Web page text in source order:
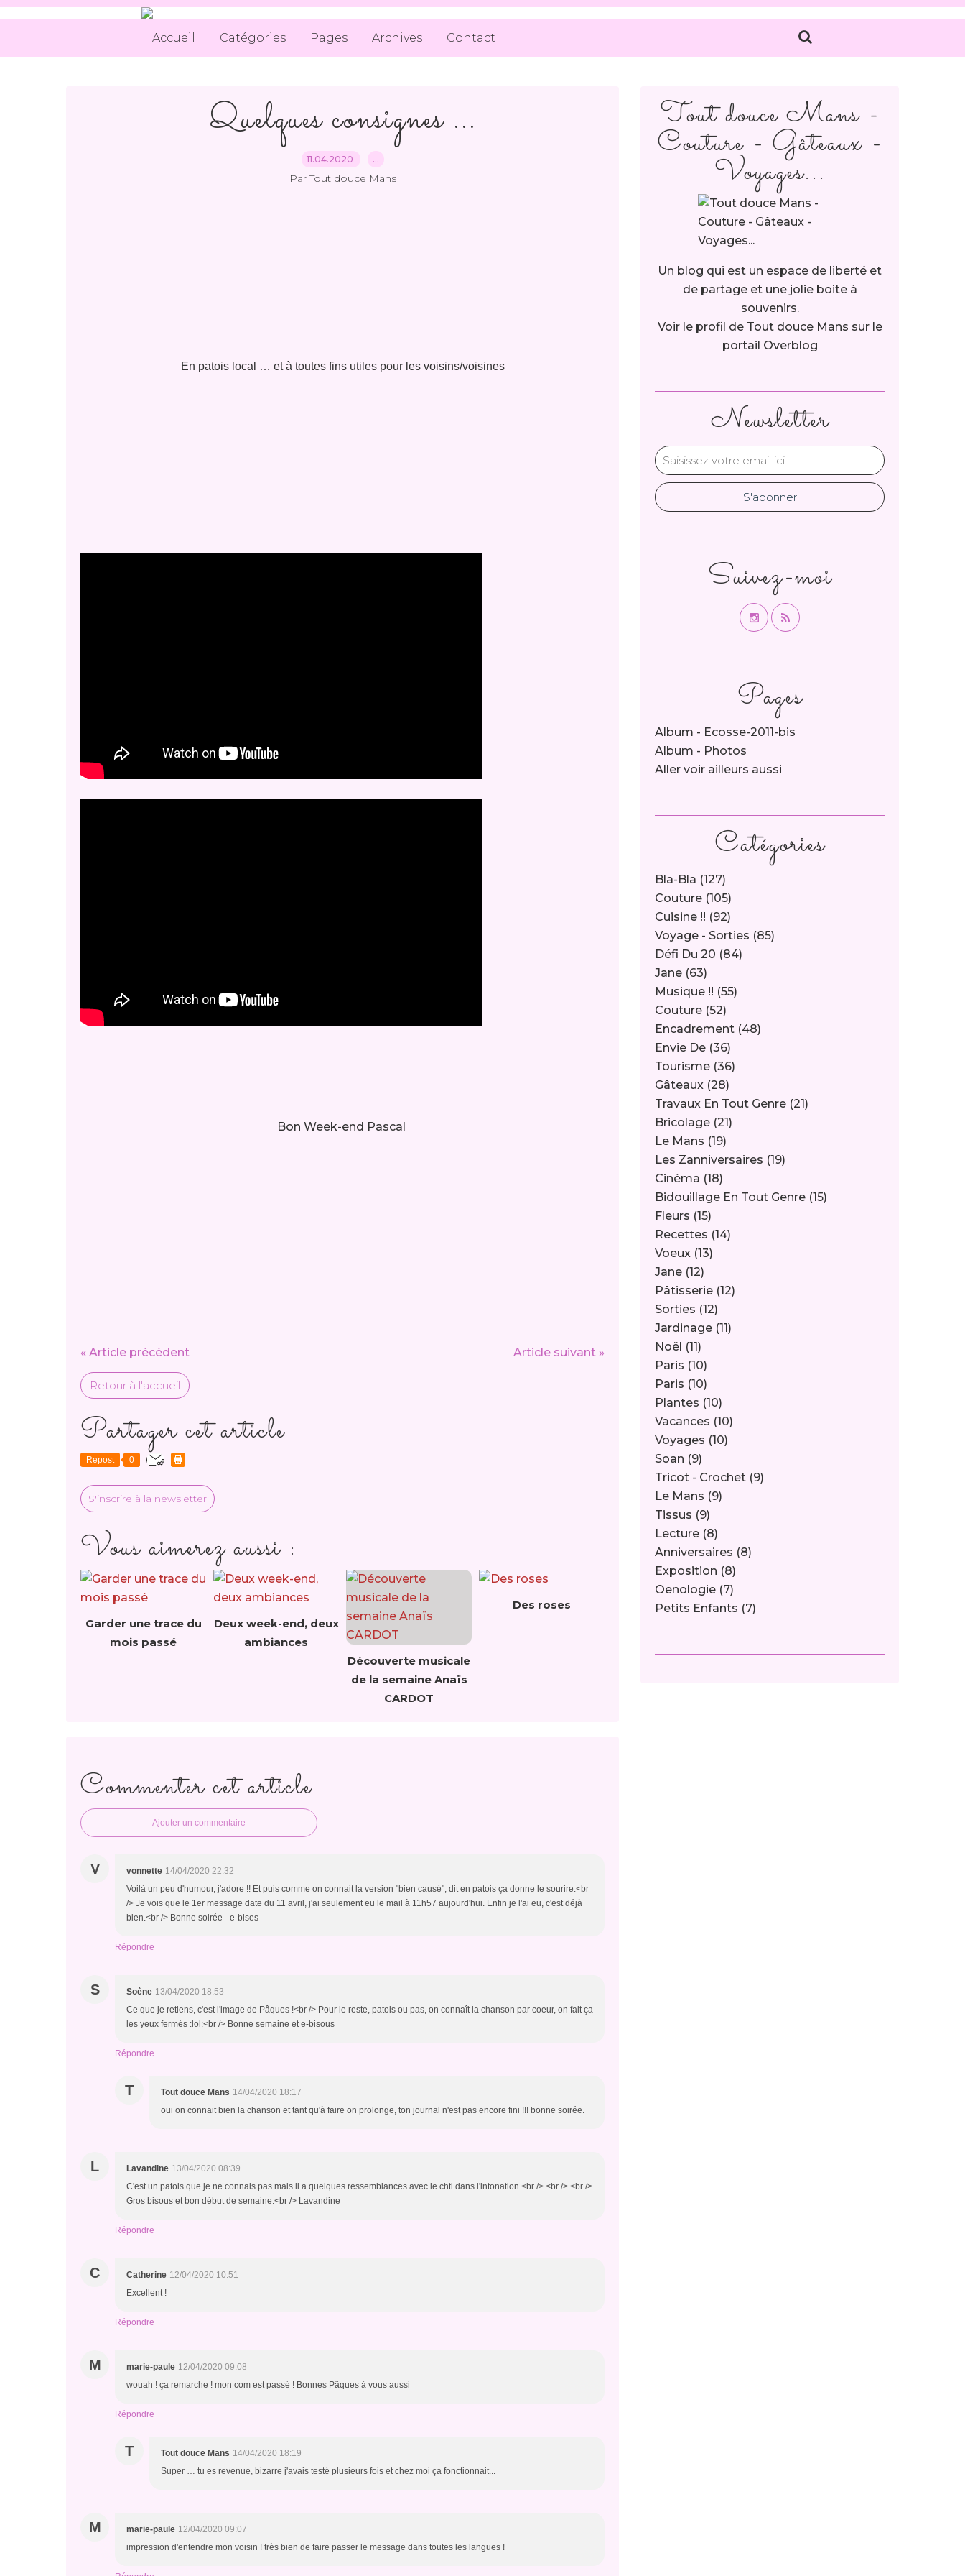
Accueil Catégories Pages Archives Contact
Quelques consignes ...
11.04.2020 …
Par Tout douce Mans
En patois local … et à toutes fins utiles pour les voisins/voisines
Bon Week-end Pascal
« Article précédent Article suivant »
Retour à l'accueil
Partager cet article
Repost 0
S'inscrire à la newsletter
Vous aimerez aussi :
Garder une trace du
mois passé
Deux week-end, deux
ambiances
Découverte musicale
de la semaine Anaïs
CARDOT
Des roses
Commenter cet article
Ajouter un commentaire
V vonnette 14/04/2020 22:32
Voilà un peu d'humour, j'adore !! Et puis comme on connait la version "bien causé", dit en patois ça donne le sourire.<br
/> Je vois que le 1er message date du 11 avril, j'ai seulement eu le mail à 11h57 aujourd'hui. Enfin je l'ai eu, c'est déjà
bien.<br /> Bonne soirée - e-bises
Répondre
S Soène 13/04/2020 18:53
Ce que je retiens, c'est l'image de Pâques !<br /> Pour le reste, patois ou pas, on connaît la chanson par coeur, on fait ça
les yeux fermés :lol:<br /> Bonne semaine et e-bisous
Répondre
T Tout douce Mans 14/04/2020 18:17
oui on connait bien la chanson et tant qu'à faire on prolonge, ton journal n'est pas encore fini !!! bonne soirée.
L Lavandine 13/04/2020 08:39
C'est un patois que je ne connais pas mais il a quelques ressemblances avec le chti dans l'intonation.<br /> <br /> <br />
Gros bisous et bon début de semaine.<br /> Lavandine
Répondre
C Catherine 12/04/2020 10:51
Excellent !
Répondre
M marie-paule 12/04/2020 09:08
wouah ! ça remarche ! mon com est passé ! Bonnes Pâques à vous aussi
Répondre
T Tout douce Mans 14/04/2020 18:19
Super … tu es revenue, bizarre j'avais testé plusieurs fois et chez moi ça fonctionnait...
M marie-paule 12/04/2020 09:07
impression d'entendre mon voisin ! très bien de faire passer le message dans toutes les langues !
Newsletter
Catégories
Bla-Bla (127)
Couture (105)
Cuisine !! (92)
Voyage - Sorties (85)
Défi Du 20 (84)
Jane (63)
Musique !! (55)
Couture (52)
Encadrement (48)
Envie De (36)
Tourisme (36)
Gâteaux (28)
Travaux En Tout Genre (21)
Bricolage (21)
Le Mans (19)
Les Zanniversaires (19)
Cinéma (18)
Bidouillage En Tout Genre (15)
Fleurs (15)
Recettes (14)
Voeux (13)
Jane (12)
Pâtisserie (12)
Sorties (12)
Jardinage (11)
Noël (11)
Paris (10)
Paris (10)
Plantes (10)
Vacances (10)
Voyages (10)
Soan (9)
Tricot - Crochet (9)
Le Mans (9)
Tissus (9)
Lecture (8)
Anniversaires (8)
Exposition (8)
Oenologie (7)
Petits Enfants (7)
Pages
Album - Ecosse-2011-bis
Album - Photos
Aller voir ailleurs aussi
Tout douce Mans -
Couture - Gâteaux -
Voyages...
Un blog qui est un espace de liberté et
de partage et une jolie boite à
souvenirs.
Voir le profil de Tout douce Mans sur le
portail Overblog
Suivez-moi